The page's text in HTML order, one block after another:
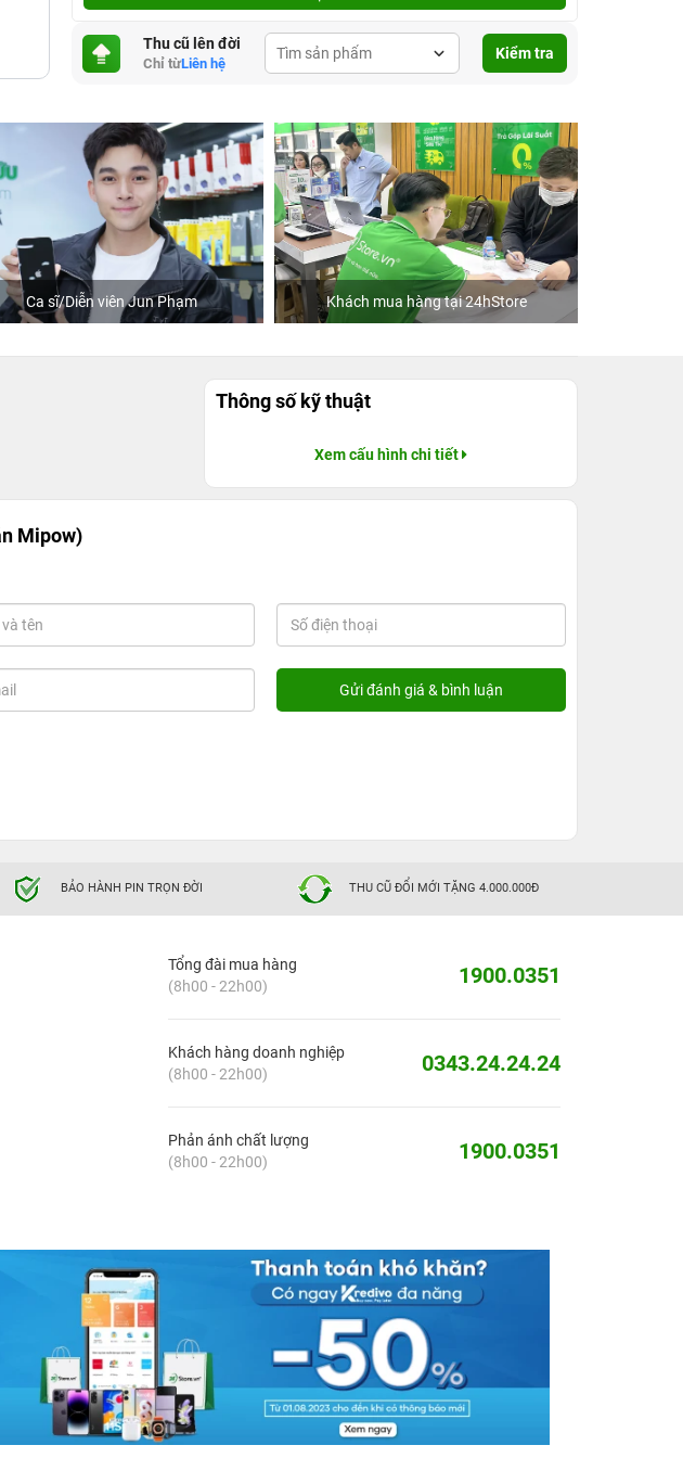
Thu cũ lên đời
Chỉ từLiên hệ
Kiểm tra
Ca sĩ/Diễn viên Jun Phạm Khách mua hàng tại 24hStore
Thông số kỹ thuật
Xem cấu hình chi tiết
Mipow)
BẢO HÀNH PIN TRỌN ĐỜI THU CŨ ĐỔI MỚI TẶNG 4.000.000Đ
Tổng đài mua hàng
(8h00 - 22h00)
1900.0351
Khách hàng doanh nghiệp
(8h00 - 22h00)
0343.24.24.24
Phản ánh chất lượng
(8h00 - 22h00)
1900.0351